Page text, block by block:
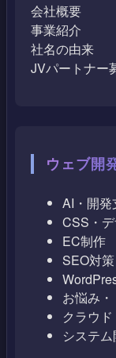
会社概要
事業紹介
社名の由来
JVパートナー
ウェブ開
AI・開発
CSS・
EC制作
SEO対策
お悩み
クラウ
システ